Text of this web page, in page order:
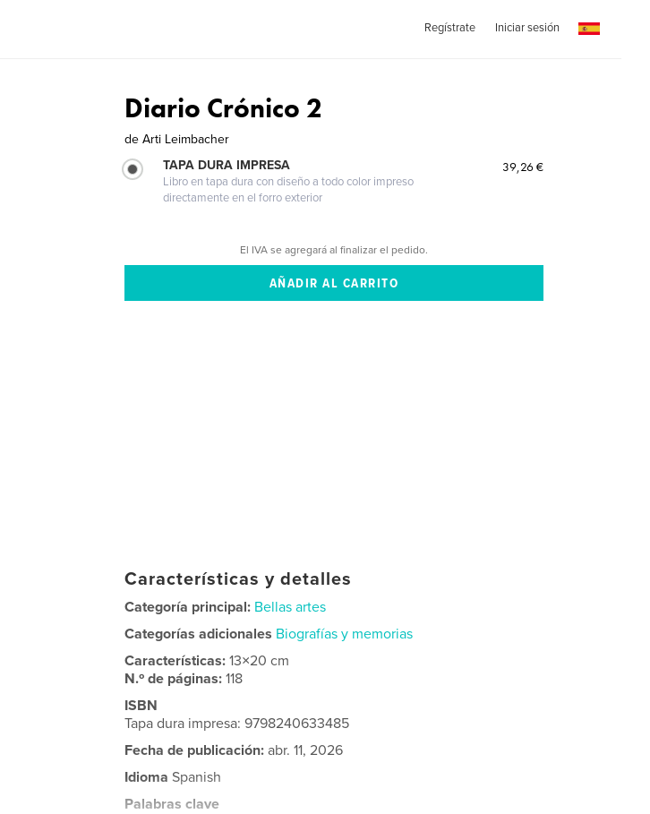
Regístrate Iniciar sesión
Diario Crónico 2
de Arti Leimbacher
TAPA DURA IMPRESA
Libro en tapa dura con diseño a todo color impreso
directamente en el forro exterior
39,26 €
El IVA se agregará al finalizar el pedido.
Características y detalles
Categoría principal: Bellas artes
Categorías adicionales Biografías y memorias
Características:13×20 cm
N.º de páginas:118
ISBN
Tapa dura impresa: 9798240633485
Fecha de publicación: abr. 11, 2026
Idioma Spanish
Palabras clave